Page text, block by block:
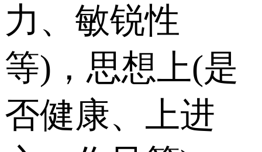
力、敏锐性
等)，思想上(是
否健康、上进